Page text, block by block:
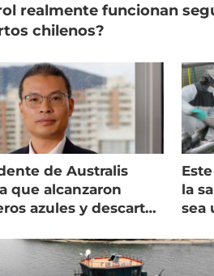
realmente funcionan
chilenos?
de Australis
que alcanzaron
azules y descarta
la
sea